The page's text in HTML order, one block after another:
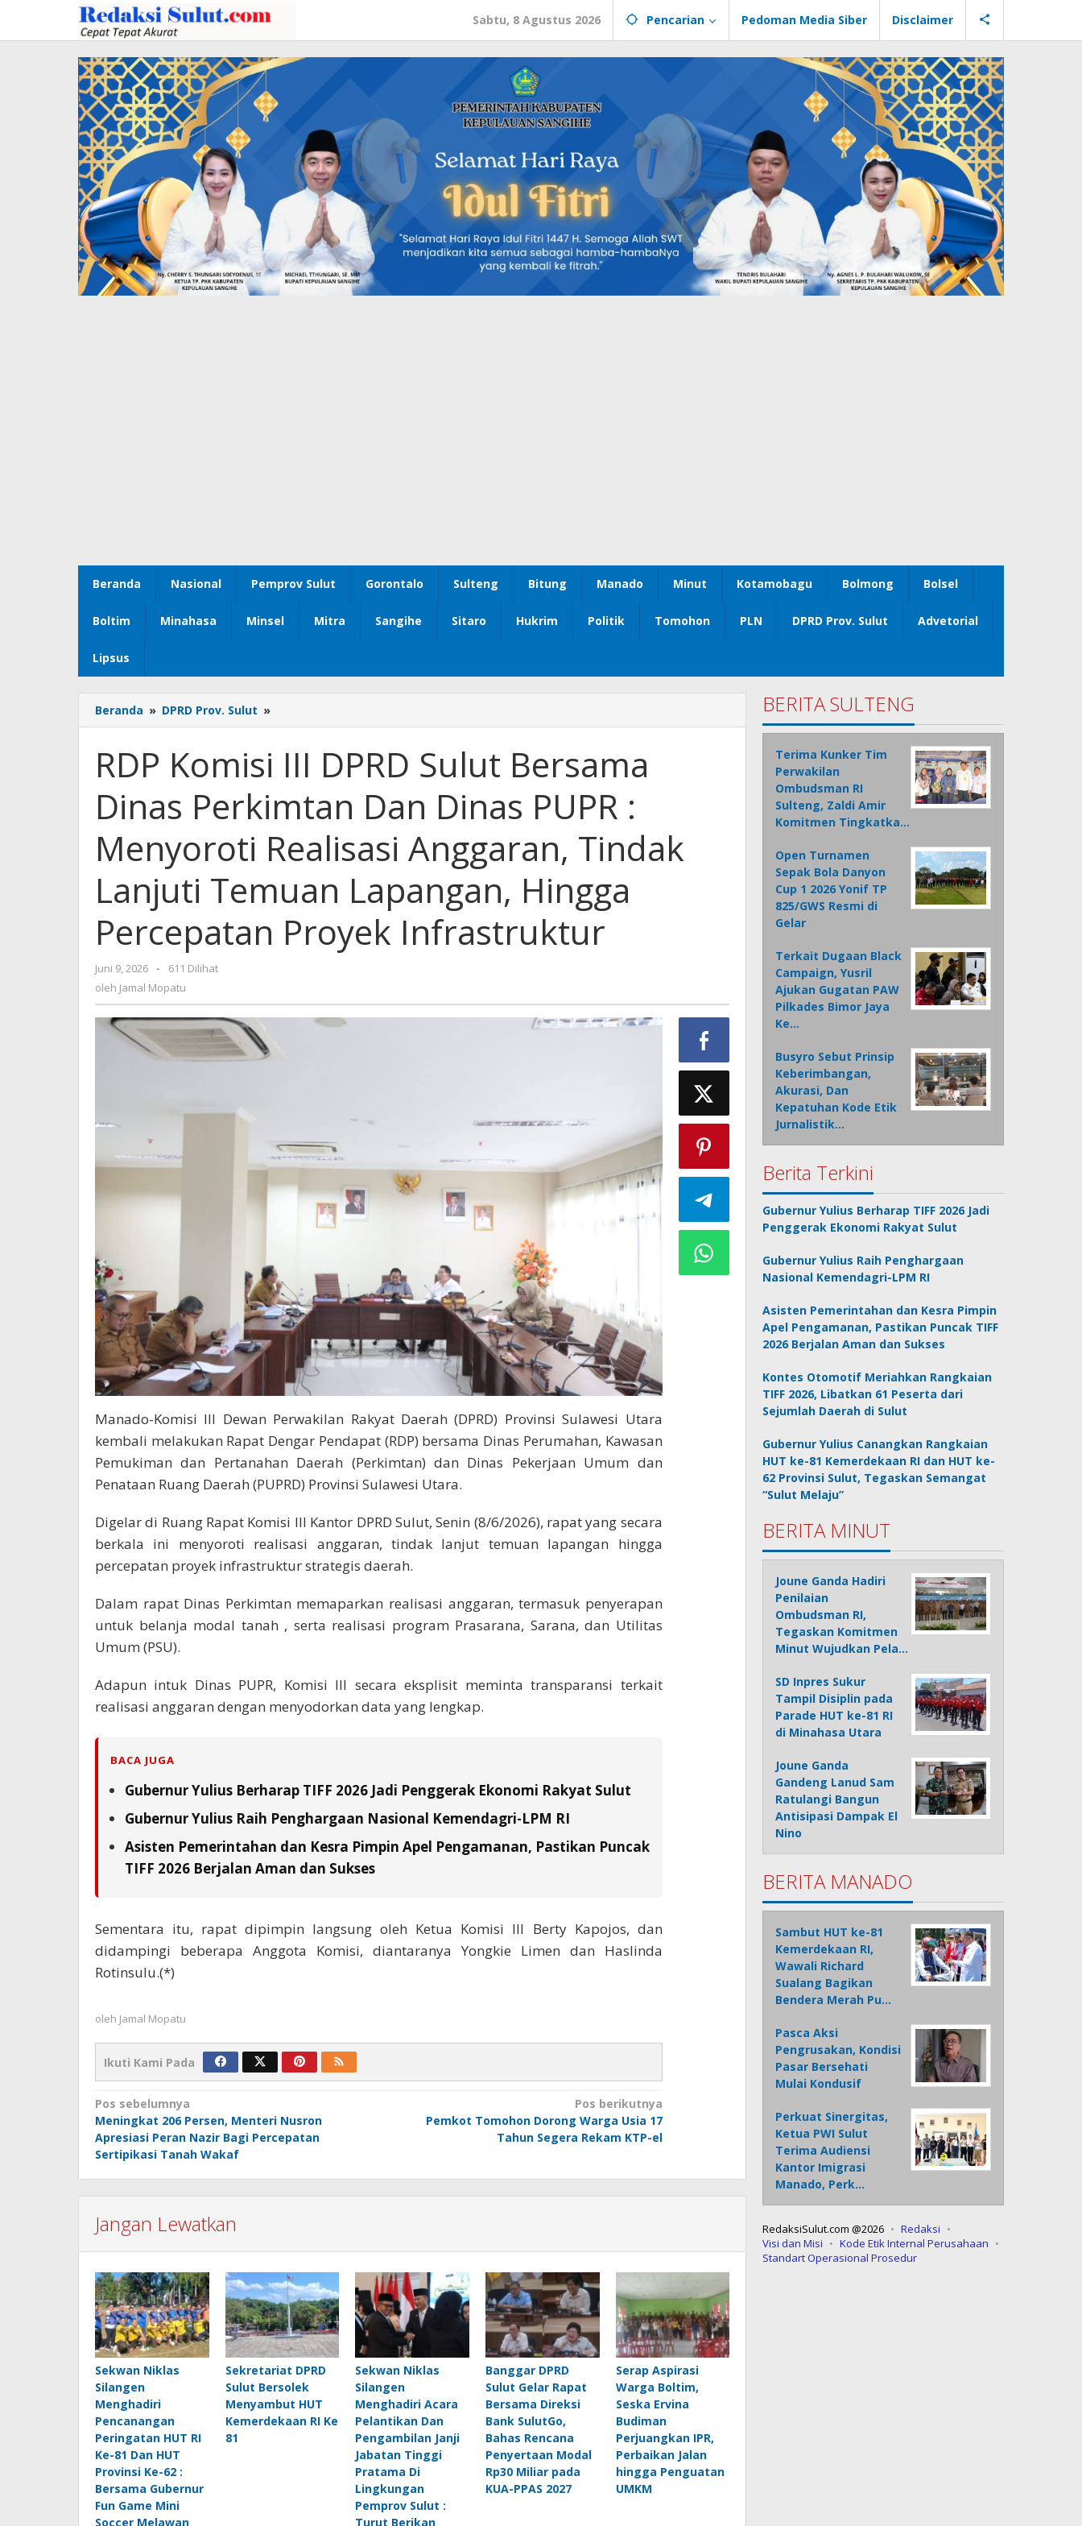
konten
Sabtu, 8 Agustus 2026 Pencarian Pedoman Media Siber Disclaimer
Beranda Nasional Pemprov Sulut Gorontalo Sulteng Bitung Manado Minut Kotamobagu Bolmong Bolsel
Boltim Minahasa Minsel Mitra Sangihe Sitaro Hukrim Politik Tomohon PLN DPRD Prov. Sulut Advetorial
Lipsus
Beranda » DPRD Prov. Sulut »
Komisi
Sulut
Bersama
Dinas
Dan
Dinas
Realisasi
Anggaran,
Lapangan,
RDP Komisi III DPRD Sulut Bersama
Dinas Perkimtan Dan Dinas PUPR :
Menyoroti Realisasi Anggaran, Tindak
Lanjuti Temuan Lapangan, Hingga
Percepatan Proyek Infrastruktur
Juni 9, 2026
oleh
Jamal
Mopatu
-
611 Dilihat
oleh Jamal Mopatu
Manado-Komisi III Dewan Perwakilan Rakyat Daerah (DPRD) Provinsi Sulawesi Utara
kembali melakukan Rapat Dengar Pendapat (RDP) bersama Dinas Perumahan, Kawasan
Pemukiman dan Pertanahan Daerah (Perkimtan) dan Dinas Pekerjaan Umum dan
Penataan Ruang Daerah (PUPRD) Provinsi Sulawesi Utara.
Digelar di Ruang Rapat Komisi III Kantor DPRD Sulut, Senin (8/6/2026), rapat yang secara
berkala ini menyoroti realisasi anggaran, tindak lanjut temuan lapangan hingga
percepatan proyek infrastruktur strategis daerah.
Dalam rapat Dinas Perkimtan memaparkan realisasi anggaran, termasuk penyerapan
untuk belanja modal tanah , serta realisasi program Prasarana, Sarana, dan Utilitas
Umum (PSU).
Adapun intuk Dinas PUPR, Komisi III secara eksplisit meminta transparansi terkait
realisasi anggaran dengan menyodorkan data yang lengkap.
BACA JUGA
Gubernur Yulius Berharap TIFF 2026 Jadi Penggerak Ekonomi Rakyat Sulut
Gubernur Yulius Raih Penghargaan Nasional Kemendagri-LPM RI
Asisten Pemerintahan dan Kesra Pimpin Apel Pengamanan, Pastikan Puncak
TIFF 2026 Berjalan Aman dan Sukses
Sementara itu, rapat dipimpin langsung oleh Ketua Komisi III Berty Kapojos, dan
didampingi beberapa Anggota Komisi, diantaranya Yongkie Limen dan Haslinda
Rotinsulu.(*)
oleh Jamal Mopatu
Ikuti Kami Pada
Navigasi
pos
Pos sebelumnya
Meningkat 206 Persen, Menteri Nusron
Apresiasi Peran Nazir Bagi Percepatan
Sertipikasi Tanah Wakaf
Pos berikutnya
Pemkot Tomohon Dorong Warga Usia 17
Tahun Segera Rekam KTP-el
Jangan Lewatkan
Sekwan Niklas
Silangen
Menghadiri
Pencanangan
Peringatan HUT RI
Ke-81 Dan HUT
Provinsi Ke-62 :
Bersama Gubernur
Fun Game Mini
Soccer Melawan
Sekretariat DPRD
Sulut Bersolek
Menyambut HUT
Kemerdekaan RI Ke
81
Sekwan Niklas
Silangen
Menghadiri Acara
Pelantikan Dan
Pengambilan Janji
Jabatan Tinggi
Pratama Di
Lingkungan
Pemprov Sulut :
Turut Berikan
Banggar DPRD
Sulut Gelar Rapat
Bersama Direksi
Bank SulutGo,
Bahas Rencana
Penyertaan Modal
Rp30 Miliar pada
KUA-PPAS 2027
Serap Aspirasi
Warga Boltim,
Seska Ervina
Budiman
Perjuangkan IPR,
Perbaikan Jalan
hingga Penguatan
UMKM
BERITA SULTENG
Terima Kunker Tim
Perwakilan
Ombudsman RI
Sulteng, Zaldi Amir
Komitmen Tingkatka…
Open Turnamen
Sepak Bola Danyon
Cup 1 2026 Yonif TP
825/GWS Resmi di
Gelar
Terkait Dugaan Black
Campaign, Yusril
Ajukan Gugatan PAW
Pilkades Bimor Jaya
Ke…
Busyro Sebut Prinsip
Keberimbangan,
Akurasi, Dan
Kepatuhan Kode Etik
Jurnalistik…
Berita Terkini
Gubernur Yulius Berharap TIFF 2026 Jadi
Penggerak Ekonomi Rakyat Sulut
Gubernur Yulius Raih Penghargaan
Nasional Kemendagri-LPM RI
Asisten Pemerintahan dan Kesra Pimpin
Apel Pengamanan, Pastikan Puncak TIFF
2026 Berjalan Aman dan Sukses
Kontes Otomotif Meriahkan Rangkaian
TIFF 2026, Libatkan 61 Peserta dari
Sejumlah Daerah di Sulut
Gubernur Yulius Canangkan Rangkaian
HUT ke-81 Kemerdekaan RI dan HUT ke-
62 Provinsi Sulut, Tegaskan Semangat
“Sulut Melaju”
BERITA MINUT
Joune Ganda Hadiri
Penilaian
Ombudsman RI,
Tegaskan Komitmen
Minut Wujudkan Pela…
SD Inpres Sukur
Tampil Disiplin pada
Parade HUT ke-81 RI
di Minahasa Utara
Joune Ganda
Gandeng Lanud Sam
Ratulangi Bangun
Antisipasi Dampak El
Nino
BERITA MANADO
Sambut HUT ke-81
Kemerdekaan RI,
Wawali Richard
Sualang Bagikan
Bendera Merah Pu…
Pasca Aksi
Pengrusakan, Kondisi
Pasar Bersehati
Mulai Kondusif
Perkuat Sinergitas,
Ketua PWI Sulut
Terima Audiensi
Kantor Imigrasi
Manado, Perk…
RedaksiSulut.com @2026
Redaksi
Visi dan Misi
Kode Etik Internal Perusahaan
Standart Operasional Prosedur